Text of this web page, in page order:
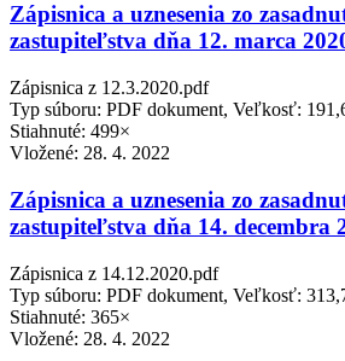
Zápisnica a uznesenia zo
zastupiteľstva dňa 12. marca
Zápisnica z 12.3.2020.pdf
Typ súboru: PDF dokument, Veľkosť:
Stiahnuté: 499×
Vložené: 28. 4. 2022
Zápisnica a uznesenia zo
zastupiteľstva dňa 14. decembra
Zápisnica z 14.12.2020.pdf
Typ súboru: PDF dokument, Veľkosť:
Stiahnuté: 365×
Vložené: 28. 4. 2022